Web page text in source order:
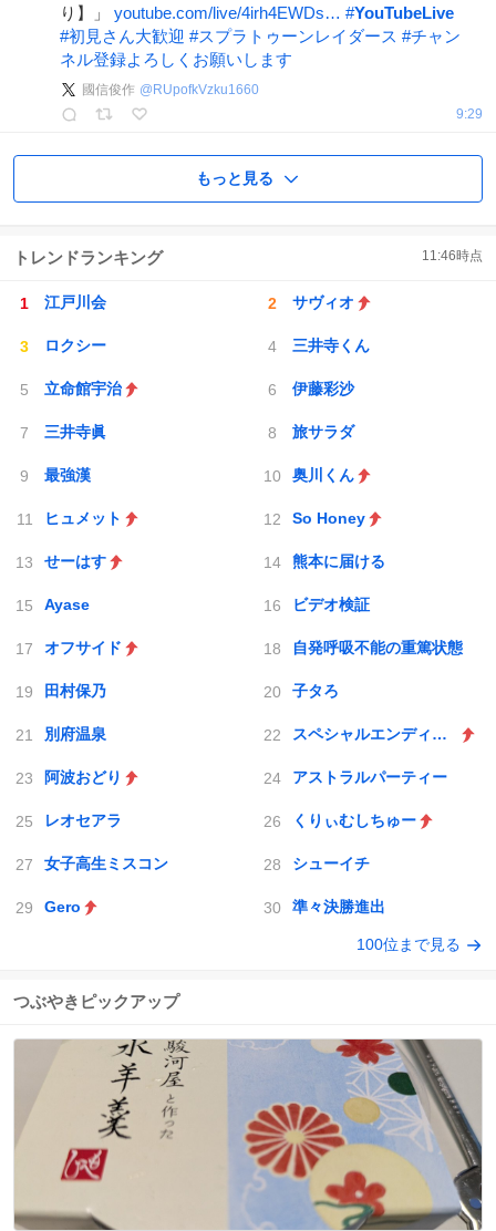
り】」 youtube.com/live/4irh4EWDs… #YouTubeLive
#初見さん大歓迎 #スプラトゥーンレイダース #チャン
ネル登録よろしくお願いします
國信俊作 @ RUpofkVzku1660
9:29
もっと見る
トレンドランキング 11:46時点
江戸川会 サヴィオ
ロクシー 三井寺くん
立命館宇治 伊藤彩沙
三井寺眞 旅サラダ
最強漢 奥川くん
ヒュメット So Honey
せーはす 熊本に届ける
Ayase ビデオ検証
オフサイド 自発呼吸不能の重篤状態
田村保乃 子タろ
別府温泉 スペシャルエンディング
阿波おどり アストラルパーティー
レオセアラ くりぃむしちゅー
女子高生ミスコン シューイチ
Gero 準々決勝進出
100位まで見る
つぶやきピックアップ